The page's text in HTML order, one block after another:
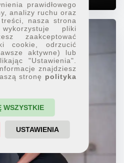
prawidłowego
analizy ruchu oraz
nasza strona
pliki
zaakceptować
cookie, odrzucić
aktywne) lub
"Ustawienia".
znajdziesz
stronę polityka
WSZYSTKIE
USTAWIENIA